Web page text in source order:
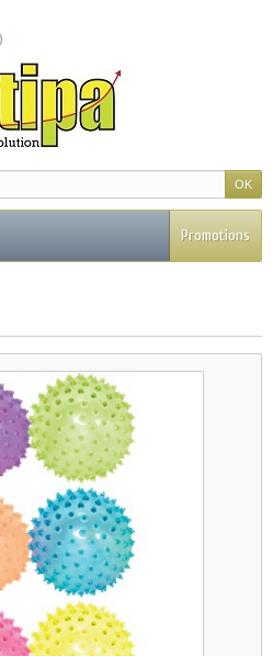
Promotions